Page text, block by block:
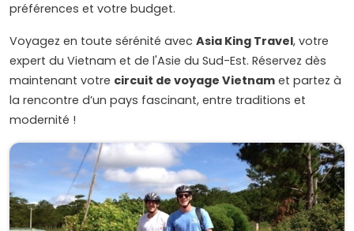
préférences et votre budget.
Voyagez en toute sérénité avec Asia King Travel, votre
expert du Vietnam et de l'Asie du Sud-Est. Réservez dès
maintenant votre circuit de voyage Vietnam et partez à
la rencontre d’un pays fascinant, entre traditions et
modernité !